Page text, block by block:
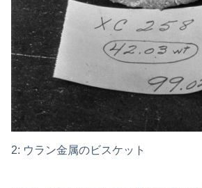
2: ウラン金属のビスケット